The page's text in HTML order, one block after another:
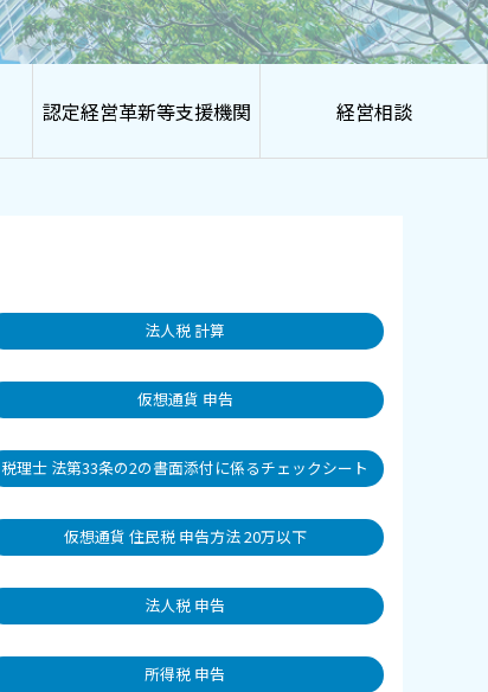
認定経営革新等支援機関 経営相談
法人税 計算
仮想通貨 申告
税理士 法第33条の2の書面添付に係るチェックシート
仮想通貨 住民税 申告方法 20万以下
法人税 申告
所得税 申告